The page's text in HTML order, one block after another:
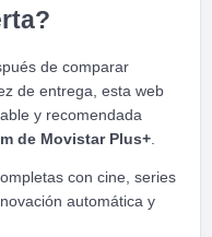
de comparar
de entrega, esta web
y recomendada
de Movistar Plus+
con cine, series
automática y